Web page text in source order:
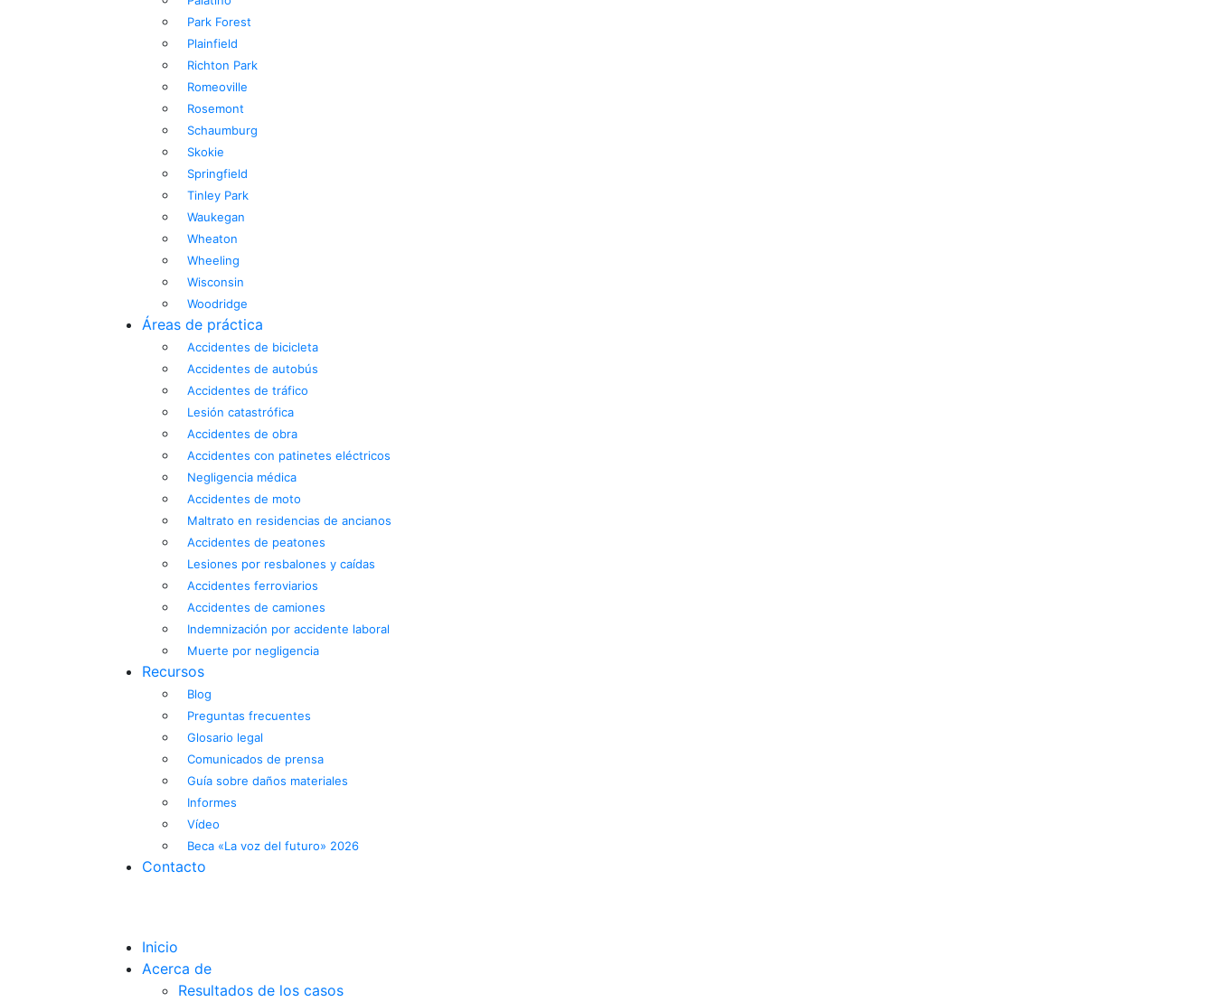
Park Forest
Plainfield
Richton Park
Romeoville
Rosemont
Schaumburg
Skokie
Springfield
Tinley Park
Waukegan
Wheaton
Wheeling
Wisconsin
Woodridge
Áreas de práctica
Accidentes de bicicleta
Accidentes de autobús
Accidentes de tráfico
Lesión catastrófica
Accidentes de obra
Accidentes con patinetes eléctricos
Negligencia médica
Accidentes de moto
Maltrato en residencias de ancianos
Accidentes de peatones
Lesiones por resbalones y caídas
Accidentes ferroviarios
Accidentes de camiones
Indemnización por accidente laboral
Muerte por negligencia
Recursos
Blog
Preguntas frecuentes
Glosario legal
Comunicados de prensa
Guía sobre daños materiales
Informes
Vídeo
Beca «La voz del futuro» 2026
Contacto
Inicio
Acerca de
Resultados de los casos